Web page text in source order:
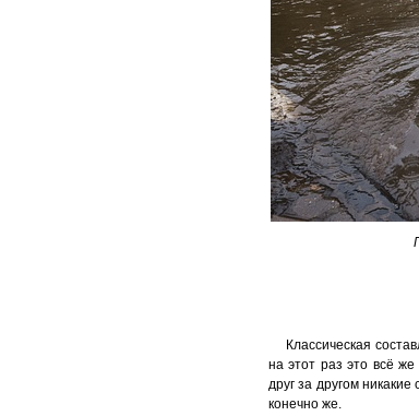
Классическая
на этот раз это всё
друг за другом
конечно же.